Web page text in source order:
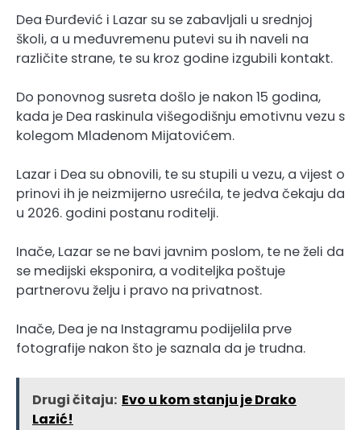
Dea Đurđević i Lazar su se zabavljali u srednjoj
školi, a u međuvremenu putevi su ih naveli na
različite strane, te su kroz godine izgubili kontakt.
Do ponovnog susreta došlo je nakon 15 godina,
kada je Dea raskinula višegodišnju emotivnu vezu s
kolegom Mladenom Mijatovićem.
Lazar i Dea su obnovili, te su stupili u vezu, a vijest o
prinovi ih je neizmijerno usrećila, te jedva čekaju da
u 2026. godini postanu roditelji.
Inače, Lazar se ne bavi javnim poslom, te ne želi da
se medijski eksponira, a voditeljka poštuje
partnerovu želju i pravo na privatnost.
Inače, Dea je na Instagramu podijelila prve
fotografije nakon što je saznala da je trudna.
Drugi čitaju: Evo u kom stanju je Drako
Lazić!